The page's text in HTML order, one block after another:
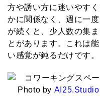
方や誘い方に迷いやす
かに関係なく、週に一
が続くと、少人数の集
とがあります。これは
い感覚が鈍るだけです。
Photo by